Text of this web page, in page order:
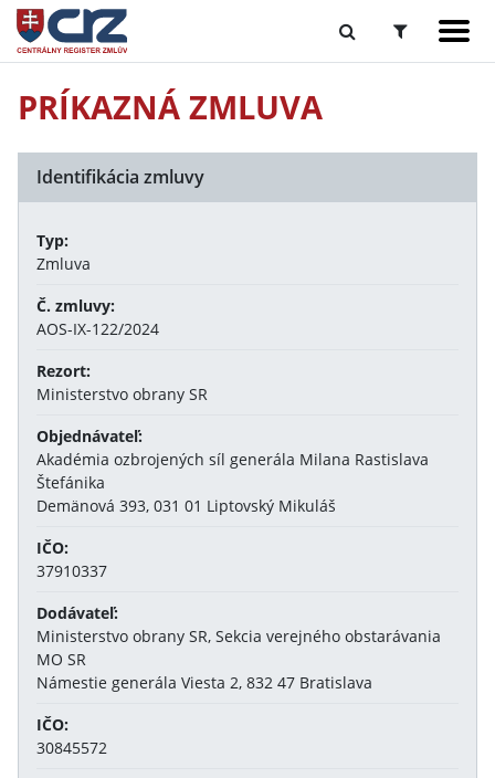
PRÍKAZNÁ ZMLUVA
Identifikácia zmluvy
Typ:
Zmluva
Č. zmluvy:
AOS-IX-122/2024
Rezort:
Ministerstvo obrany SR
Objednávateľ:
Akadémia ozbrojených síl generála Milana Rastislava
Štefánika
Demänová 393, 031 01 Liptovský Mikuláš
IČO:
37910337
Dodávateľ:
Ministerstvo obrany SR, Sekcia verejného obstarávania
MO SR
Námestie generála Viesta 2, 832 47 Bratislava
IČO:
30845572